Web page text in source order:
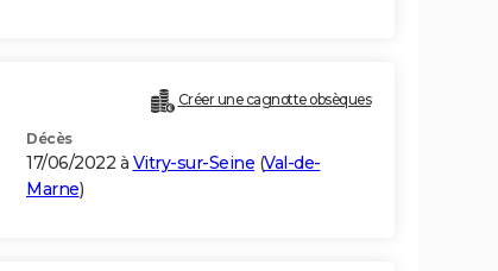
Créer une cagnotte obsèques
Décès
17/06/2022 à Vitry-sur-Seine (Val-de-
Marne)